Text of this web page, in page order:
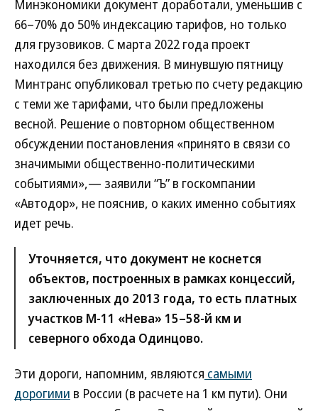
Минэкономики документ доработали, уменьшив с
66–70% до 50% индексацию тарифов, но только
для грузовиков. С марта 2022 года проект
находился без движения. В минувшую пятницу
Минтранс опубликовал третью по счету редакцию
с теми же тарифами, что были предложены
весной. Решение о повторном общественном
обсуждении постановления «принято в связи со
значимыми общественно-политическими
событиями»,— заявили “Ъ” в госкомпании
«Автодор», не пояснив, о каких именно событиях
идет речь.
Уточняется, что документ не коснется
объектов, построенных в рамках концессий,
заключенных до 2013 года, то есть платных
участков М-11 «Нева» 15–58-й км и
северного обхода Одинцово.
Эти дороги, напомним, являются самыми
дорогими в России (в расчете на 1 км пути). Они